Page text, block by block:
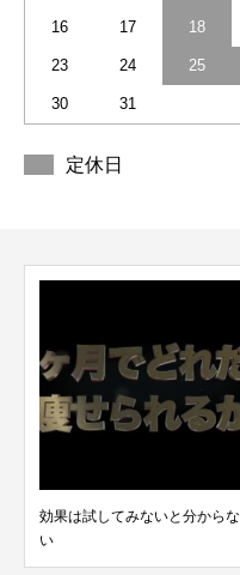
16 17 18
23 24 25
30 31
定休日
効果は試してみないと分からな
い